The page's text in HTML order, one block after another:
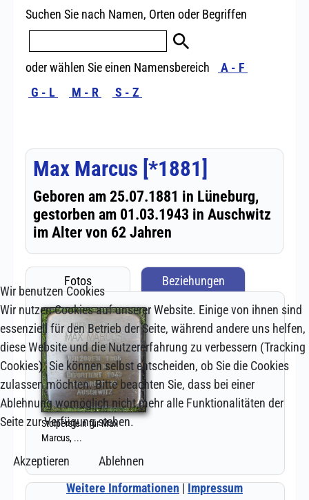
Wir benutzen Cookies
Wir nutzen Cookies auf unserer Website. Einige von ihnen sind
essenziell für den Betrieb der Seite, während andere uns helfen,
diese Website und die Nutzererfahrung zu verbessern (Tracking
Cookies). Sie können selbst entscheiden, ob Sie die Cookies
zulassen möchten. Bitte beachten Sie, dass bei einer
Ablehnung womöglich nicht mehr alle Funktionalitäten der
Seite zur Verfügung stehen.
Akzeptieren
Ablehnen
Weitere Informationen|Impressum